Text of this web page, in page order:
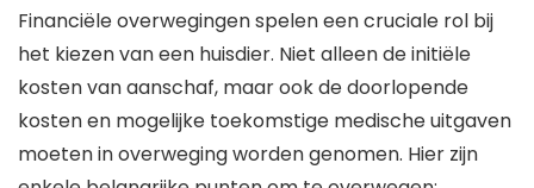
Financiële overwegingen spelen een cruciale rol bij
het kiezen van een huisdier. Niet alleen de initiële
kosten van aanschaf, maar ook de doorlopende
kosten en mogelijke toekomstige medische uitgaven
moeten in overweging worden genomen. Hier zijn